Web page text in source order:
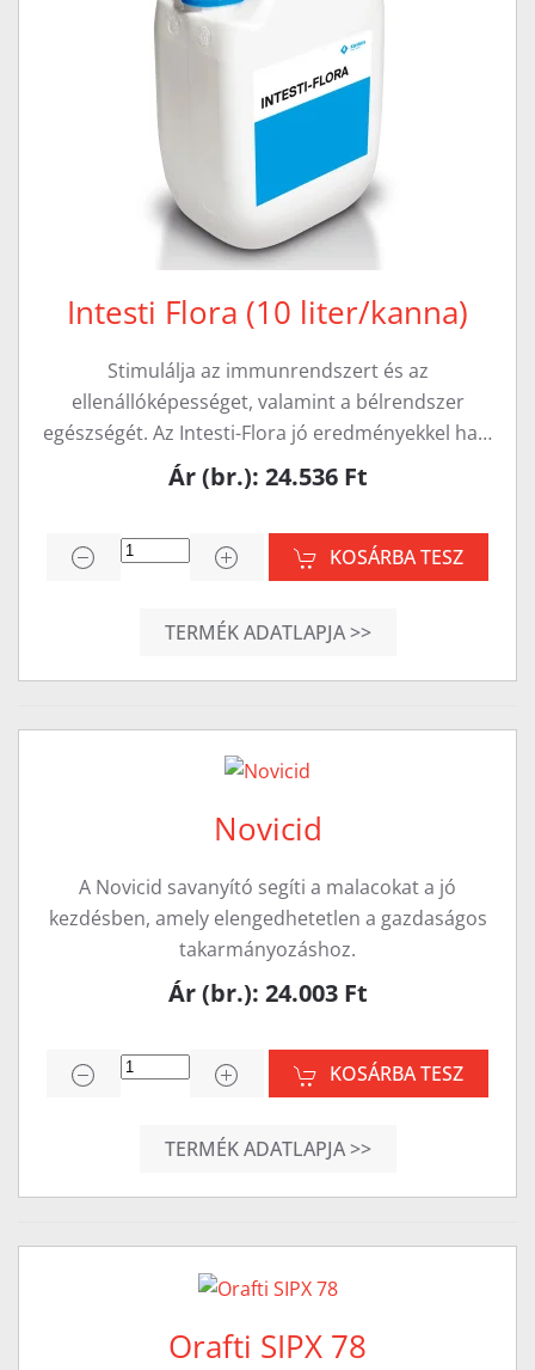
Intesti Flora (10 liter/kanna)
Stimulálja az immunrendszert és az
ellenállóképességet, valamint a bélrendszer
egészségét. Az Intesti-Flora jó eredményekkel ha…
Ár (br.): 24.536 Ft
KOSÁRBA TESZ
TERMÉK ADATLAPJA >>
Novicid
A Novicid savanyító segíti a malacokat a jó
kezdésben, amely elengedhetetlen a gazdaságos
takarmányozáshoz.
Ár (br.): 24.003 Ft
KOSÁRBA TESZ
TERMÉK ADATLAPJA >>
Orafti SIPX 78